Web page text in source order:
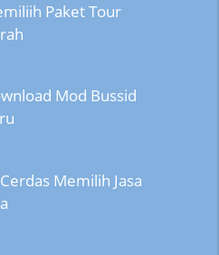
Paket Tour
Mod Bussid
Memilih Jasa